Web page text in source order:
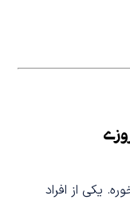
یکی از افراد